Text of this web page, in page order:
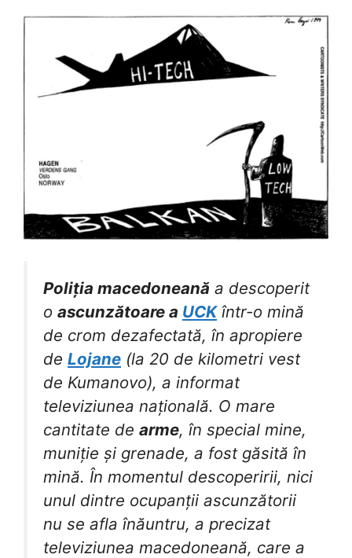
Poliția macedoneană a descoperit
o ascunzătoare a UCKîntr-o mină
de crom dezafectată, în apropiere
de Lojane (la 20 de kilometri vest
de Kumanovo), a informat
televiziunea națională. O mare
cantitate de arme, în special mine,
muniție și grenade, a fost găsită în
mină. În momentul descoperirii, nici
unul dintre ocupanții ascunzătorii
nu se afla înăuntru, a precizat
televiziunea macedoneană, care a